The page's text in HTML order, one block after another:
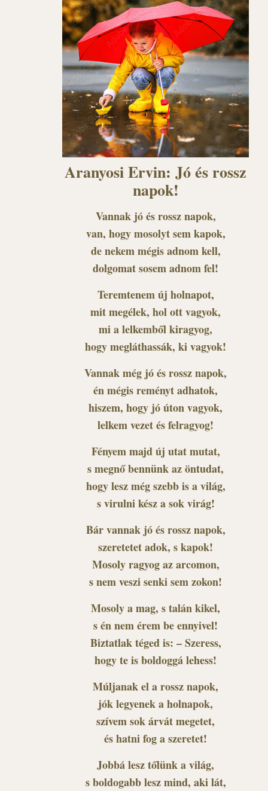
Aranyosi Ervin: Jó és rossz
napok!
Vannak jó és rossz napok,
van, hogy mosolyt sem kapok,
de nekem mégis adnom kell,
dolgomat sosem adnom fel!
Teremtenem új holnapot,
mit megélek, hol ott vagyok,
mi a lelkemből kiragyog,
hogy megláthassák, ki vagyok!
Vannak még jó és rossz napok,
én mégis reményt adhatok,
hiszem, hogy jó úton vagyok,
lelkem vezet és felragyog!
Fényem majd új utat mutat,
s megnő bennünk az öntudat,
hogy lesz még szebb is a világ,
s virulni kész a sok virág!
Bár vannak jó és rossz napok,
szeretetet adok, s kapok!
Mosoly ragyog az arcomon,
s nem veszi senki sem zokon!
Mosoly a mag, s talán kikel,
s én nem érem be ennyivel!
Biztatlak téged is: – Szeress,
hogy te is boldoggá lehess!
Múljanak el a rossz napok,
jók legyenek a holnapok,
szívem sok árvát megetet,
és hatni fog a szeretet!
Jobbá lesz tőlünk a világ,
s boldogabb lesz mind, aki lát,